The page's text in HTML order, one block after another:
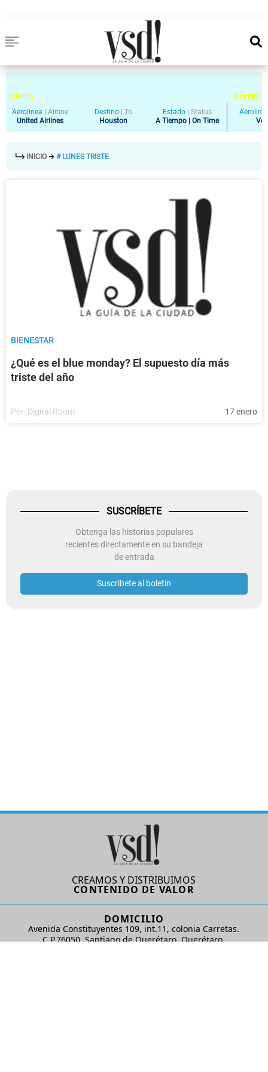
5:00HRS 4:21 HRS
Aerolinea
Airline
United Airlines
Destino
To
Houston
Estado
Status
A Tiempo | On Time
INICIO # LUNES TRISTE
BIENESTAR
¿Qué es el blue monday? El supuesto día más
triste del año
Por: Digital Room 17 enero
SUSCRÍBETE
Obtenga las historias populares
recientes directamente en su bandeja
de entrada
Suscribete al boletín
CREAMOS Y DISTRIBUIMOS
CONTENIDO DE VALOR
DOMICILIO
Avenida Constituyentes 109, int.11, colonia Carretas.
C.P.76050. Santiago de Querétaro, Querétaro.